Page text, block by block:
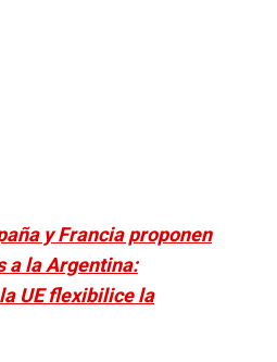
y Francia proponen
a la Argentina:
UE flexibilice la